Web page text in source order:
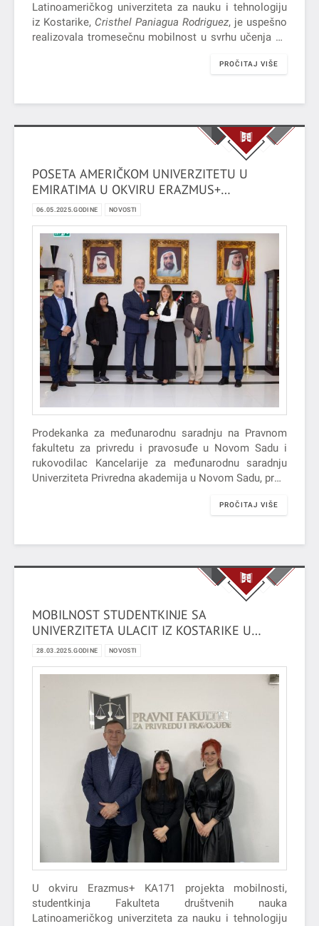
Latinoameričkog univerziteta za nauku i tehnologiju
iz Kostarike, Cristhel Paniagua Rodriguez, je uspešno
realizovala tromesečnu mobilnost u svrhu učenja na
Sadu u okviru Erazmus+ projekta KA171.PROČITAJ VIŠE
POSETA AMERIČKOM UNIVERZITETU U
EMIRATIMA U OKVIRU ERAZMUS+
PROGRAMA
06.05.2025.GODINE NOVOSTI
Prodekanka za međunarodnu saradnju na Pravnom
fakultetu za privredu i pravosuđe u Novom Sadu i
rukovodilac Kancelarije za međunarodnu saradnju
Univerziteta Privredna akademija u Novom Sadu, prof.
2025. godine realizovala posetu Američkom
PROČITAJ VIŠE
MOBILNOST STUDENTKINJE SA
UNIVERZITETA ULACIT IZ KOSTARIKE U
OKVIRU ERAZMUS + PROJEKTA KA171
28.03.2025.GODINE NOVOSTI
U okviru Erazmus+ KA171 projekta mobilnosti,
studentkinja Fakulteta društvenih nauka
Latinoameričkog univerziteta za nauku i tehnologiju